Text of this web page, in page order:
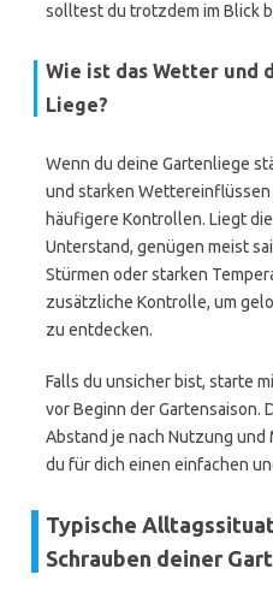
solltest du trotzdem im Blick
Wie ist das Wetter und
Liege?
Wenn du deine Gartenliege
und starken
häufigere Kontrollen. Liegt
Unterstand, genügen meist
Stürmen oder starken
zusätzliche Kontrolle, um
zu entdecken.
Falls du unsicher bist, starte
vor Beginn der Gartensaison.
Abstand je nach Nutzung
du für dich einen einfachen
Typische
Schrauben deiner